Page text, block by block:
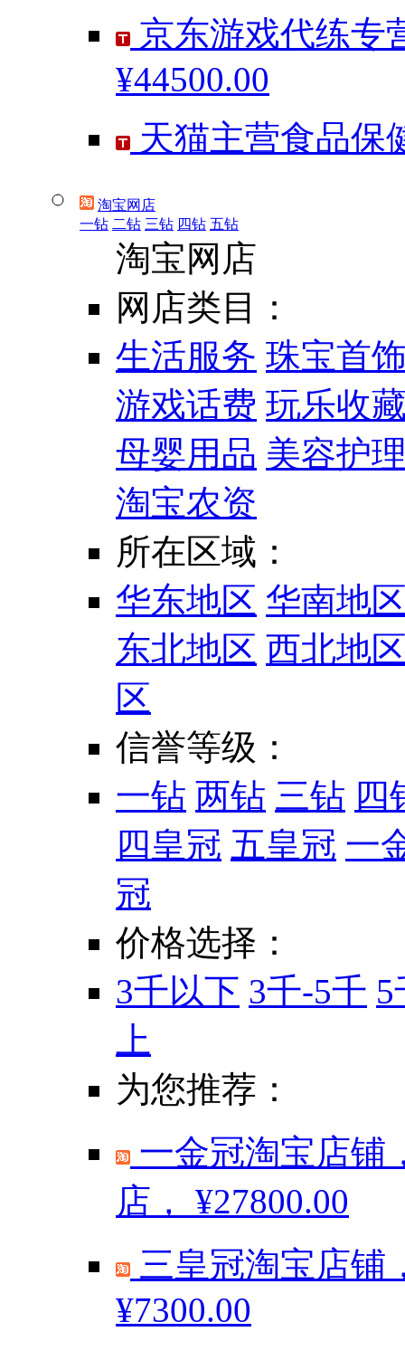
京东游戏代练专
¥44500.00
天猫主营食品保
淘宝网店
一钻 二钻 三钻 四钻 五钻
淘宝网店
网店类目：
生活服务 珠宝首
游戏话费 玩乐收
母婴用品 美容护
淘宝农资
所在区域：
华东地区 华南地
东北地区 西北地
区
信誉等级：
一钻 两钻 三钻 四
四皇冠 五皇冠 一
冠
价格选择：
3千以下 3千-5千 5
上
为您推荐：
一金冠淘宝店铺
店， ¥27800.00
三皇冠淘宝店铺
¥7300.00